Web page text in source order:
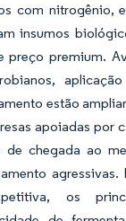
com nitrogênio,
insumos
preço premium.
estão
apoiadas por
de chegada ao
agressivas.
os